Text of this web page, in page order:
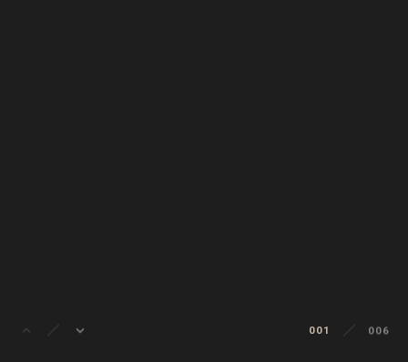
keyboard_arrow_up keyboard_arrow_down
001
006